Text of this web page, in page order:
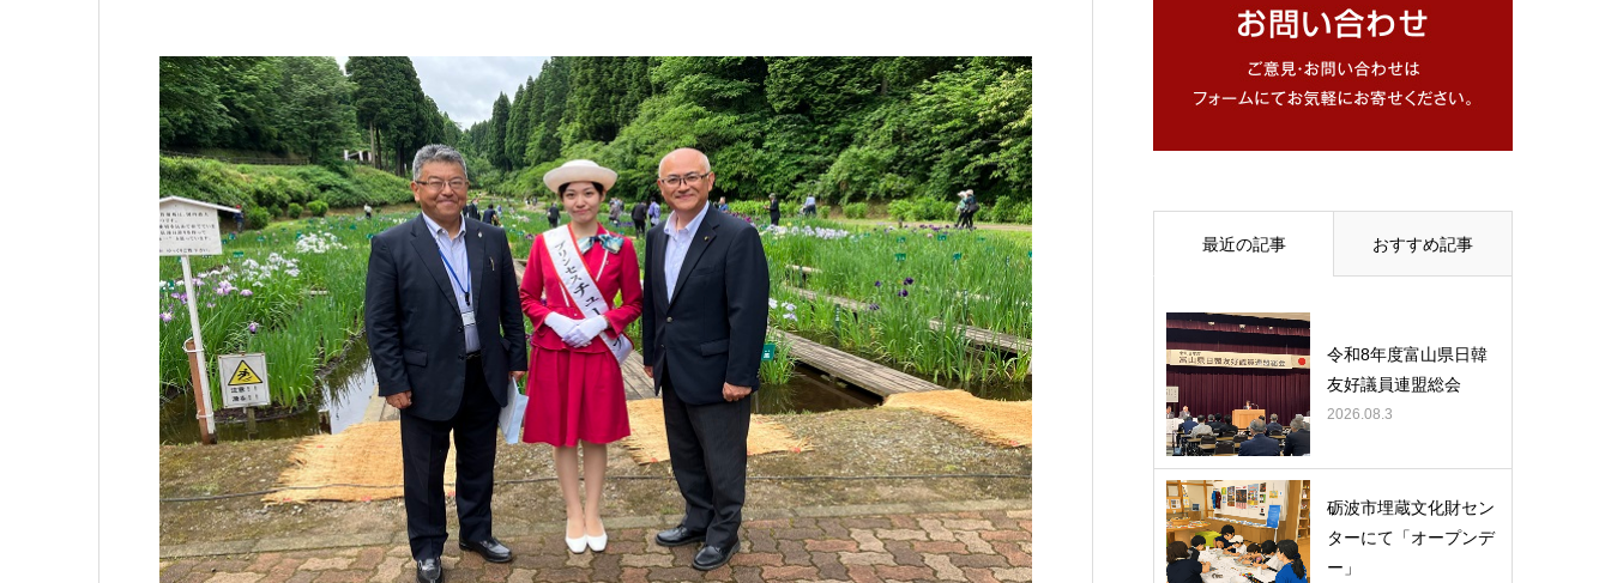
最近の記事 おすすめ記事
令和8年度富山県日韓
友好議員連盟総会
2026.08.3
砺波市埋蔵文化財セン
ターにて「オープンデ
ー」